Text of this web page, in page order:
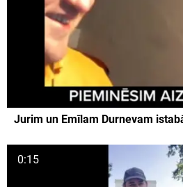
Jurim un Emīlam Durnevam
0:15